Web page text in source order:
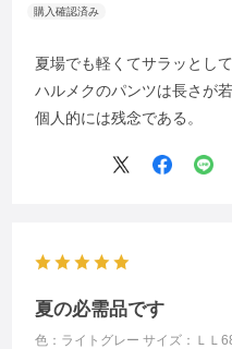
夏場でも軽くてサラッとし
ハルメクのパンツは長さが
個人的には残念である。
夏の必需品です
色：ライトグレー サイズ：ＬＬ